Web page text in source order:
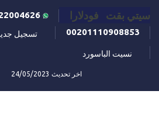
سيتي بقت فودلارا
00201110908853
تسجيل
نسيت الباسورد
اخر تحديث 24/05/2023